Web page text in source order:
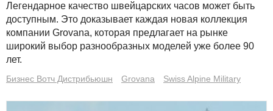
Легендарное качество швейцарских часов может быть
доступным. Это доказывает каждая новая коллекция
компании Grovana, которая предлагает на рынке
широкий выбор разнообразных моделей уже более 90
лет.
Бизнес Вотч Дистрибьюшн Grovana Swiss Alpine Military